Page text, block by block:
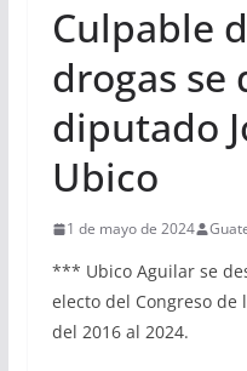
Culpable
drogas se
diputado
Ubico
1 de mayo de 2024
*** Ubico Aguilar se
electo del Congreso de
del 2016 al 2024.